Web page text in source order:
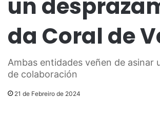
un
da Coral de
Ambas entidades veñen de asinar
de colaboración
21 de Febreiro de 2024